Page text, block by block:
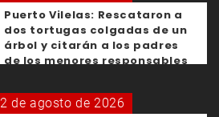
Puerto Vilelas: Rescataron a
dos tortugas colgadas de un
árbol y citarán a los padres
de los menores responsables
2 de agosto de 2026